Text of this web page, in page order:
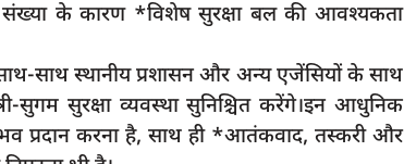
संख्या के कारण *विशेष सुरक्षा बल की आवश्यकता
साथ स्थानीय प्रशासन और अन्य एजेंसियों के साथ
सुगम सुरक्षा व्यवस्था सुनिश्चित करेंगे।इन आधुनिक
प्रदान करना है, साथ ही *आतंकवाद, तस्करी और
भाजपा नेता नरेश अग्रवाल ने अल्पसंख्यकों से कहा-
BJP को...
rexpress Apr 23, 2023 0 55